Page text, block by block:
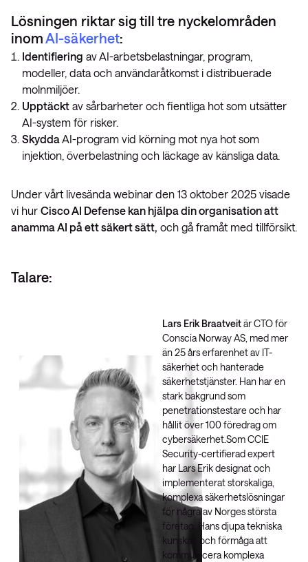
Lösningen riktar sig till tre nyckelområden
inom AI-säkerhet:
Identifiering av AI-arbetsbelastningar, program,
modeller, data och användaråtkomst i distribuerade
molnmiljöer.
Upptäckt av sårbarheter och fientliga hot som utsätter
AI-system för risker.
Skydda AI-program vid körning mot nya hot som
injektion, överbelastning och läckage av känsliga data.
Under vårt livesända webinar den 13 oktober 2025 visade
vi hur Cisco AI Defense kan hjälpa din organisation att
anamma AI på ett säkert sätt, och gå framåt med tillförsikt.
Talare:
Lars Erik Braatveitär CTO för
Conscia Norway AS, med mer
än 25 års erfarenhet av IT-
säkerhet och hanterade
säkerhetstjänster. Han har en
stark bakgrund som
penetrationstestare och har
hållit över 100 föredrag om
cybersäkerhet.Som CCIE
Security-certifierad expert
har Lars Erik designat och
implementerat storskaliga,
komplexa säkerhetslösningar
för några av Norges största
företag. Hans djupa tekniska
kunskap och förmåga att
kommunicera komplexa